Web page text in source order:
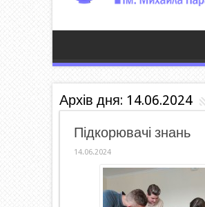
Архів дня: 14.06.2024
Підкорювачі знань
14.06.2024